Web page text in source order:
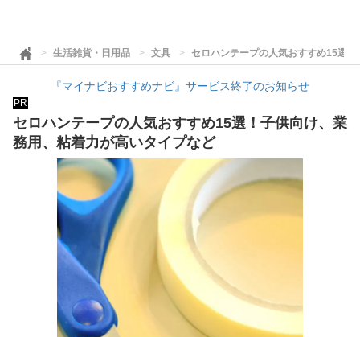
生活雑貨・日用品 文具 セロハンテープの人気おすすめ15選
『マイナビおすすめナビ』サービス終了のお知らせ
PR
セロハンテープの人気おすすめ15選！子供向け、業
務用、粘着力が高いタイプなど